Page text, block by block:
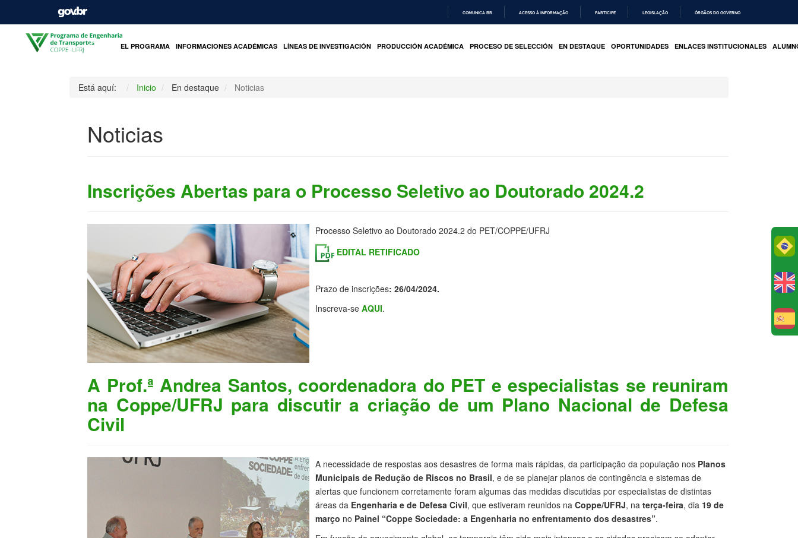
O
COMUNICA BR ACESSO À INFORMAÇÃO PARTICIPE LEGISLAÇÃO ÓRGÃOS DO GOVERNO
INICIO
EL PROGRAMA
INFORMACIONES ACADÉMICAS LÍNEAS DE INVESTIGACIÓN PRODUCCIÓN ACADÉMICA PROCESO DE SELECCIÓN EN DESTAQUE OPORTUNIDADES ENLACES INSTITUCIONALES
Está aquí: Inicio En destaque Noticias
Noticias
Inscrições Abertas para o Processo Seletivo ao Doutorado 2024.2
Processo Seletivo ao Doutorado 2024.2 do PET/COPPE/UFRJ
EDITAL RETIFICADO
Prazo de inscrições: 26/04/2024.
Inscreva-se AQUI.
A Prof.ª Andrea Santos, coordenadora do PET e especialistas se reuniram
na Coppe/UFRJ para discutir a criação de um Plano Nacional de Defesa
Civil
A necessidade de respostas aos desastres de forma mais rápidas, da participação da população nos Planos
Municipais de Redução de Riscos no Brasil, e de se planejar planos de contingência e sistemas de
alertas que funcionem corretamente foram algumas das medidas discutidas por especialistas de distintas
áreas da Engenharia e de Defesa Civil, que estiveram reunidos na Coppe/UFRJ, na terça-feira, dia 19 de
março no Painel “Coppe Sociedade: a Engenharia no enfrentamento dos desastres”.